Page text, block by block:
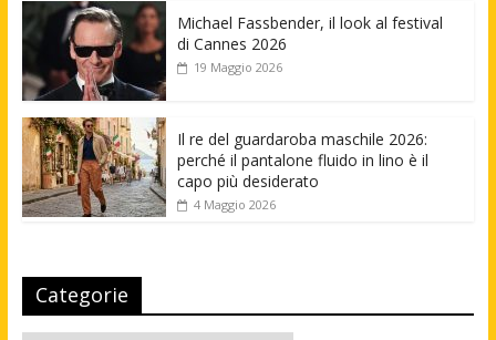
Michael Fassbender, il look al festival
di Cannes 2026
19 Maggio 2026
Il re del guardaroba maschile 2026:
perché il pantalone fluido in lino è il
capo più desiderato
4 Maggio 2026
Categorie